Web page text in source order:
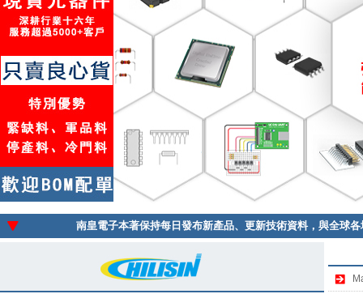
南皇電子本著保持每日發布新產品、更新技術資料，與全球各